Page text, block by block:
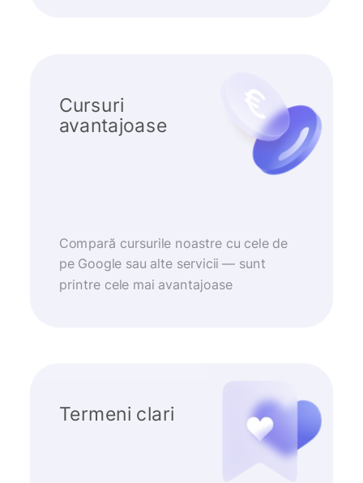
Cursuri
avantajoase
Compară cursurile noastre cu cele de
pe Google sau alte servicii — sunt
printre cele mai avantajoase
Termeni clari